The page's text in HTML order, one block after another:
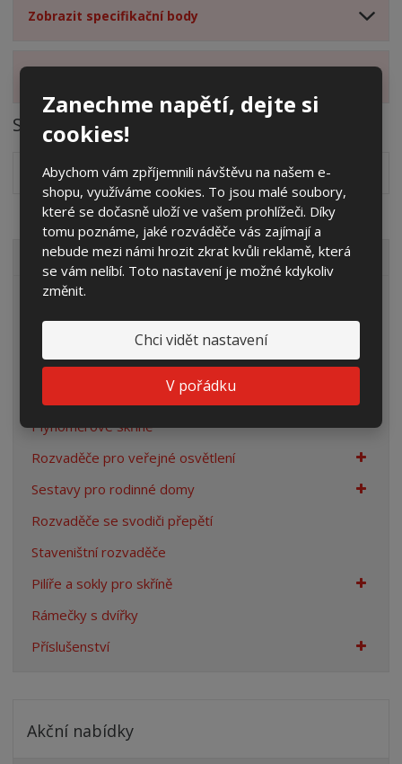
Zanechme napětí, dejte si
cookies!
Abychom vám zpříjemnili návštěvu na našem e-
shopu, využíváme cookies. To jsou malé soubory,
které se dočasně uloží ve vašem prohlížeči. Díky
tomu poznáme, jaké rozváděče vás zajímají a
nebude mezi námi hrozit zkrat kvůli reklamě, která
se vám nelíbí. Toto nastavení je možné kdykoliv
změnit.
Chci vidět nastavení
V pořádku
Zobrazit specifikační body
Soubory ke stažení
Návod k montáži základů pdf (119.07 Kb)
VŠECHNY KATEGORIE
Elektroměrové rozvaděče
Rozpojovací jistící skříně
Plynoměrové skříně
Rozvaděče pro veřejné osvětlení
Sestavy pro rodinné domy
Rozvaděče se svodiči přepětí
Staveništní rozvaděče
Pilíře a sokly pro skříně
Rámečky s dvířky
Příslušenství
Akční nabídky